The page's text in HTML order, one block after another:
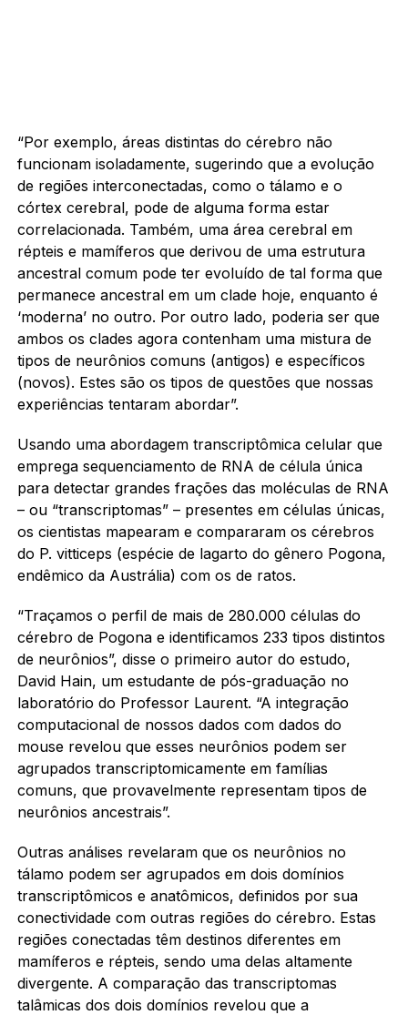
“Por exemplo, áreas distintas do cérebro não
funcionam isoladamente, sugerindo que a evolução
de regiões interconectadas, como o tálamo e o
córtex cerebral, pode de alguma forma estar
correlacionada. Também, uma área cerebral em
répteis e mamíferos que derivou de uma estrutura
ancestral comum pode ter evoluído de tal forma que
permanece ancestral em um clade hoje, enquanto é
‘moderna’ no outro. Por outro lado, poderia ser que
ambos os clades agora contenham uma mistura de
tipos de neurônios comuns (antigos) e específicos
(novos). Estes são os tipos de questões que nossas
experiências tentaram abordar”.
Usando uma abordagem transcriptômica celular que
emprega sequenciamento de RNA de célula única
para detectar grandes frações das moléculas de RNA
– ou “transcriptomas” – presentes em células únicas,
os cientistas mapearam e compararam os cérebros
do P. vitticeps (espécie de lagarto do gênero Pogona,
endêmico da Austrália) com os de ratos.
“Traçamos o perfil de mais de 280.000 células do
cérebro de Pogona e identificamos 233 tipos distintos
de neurônios”, disse o primeiro autor do estudo,
David Hain, um estudante de pós-graduação no
laboratório do Professor Laurent. “A integração
computacional de nossos dados com dados do
mouse revelou que esses neurônios podem ser
agrupados transcriptomicamente em famílias
comuns, que provavelmente representam tipos de
neurônios ancestrais”.
Outras análises revelaram que os neurônios no
tálamo podem ser agrupados em dois domínios
transcriptômicos e anatômicos, definidos por sua
conectividade com outras regiões do cérebro. Estas
regiões conectadas têm destinos diferentes em
mamíferos e répteis, sendo uma delas altamente
divergente. A comparação das transcriptomas
talâmicas dos dois domínios revelou que a